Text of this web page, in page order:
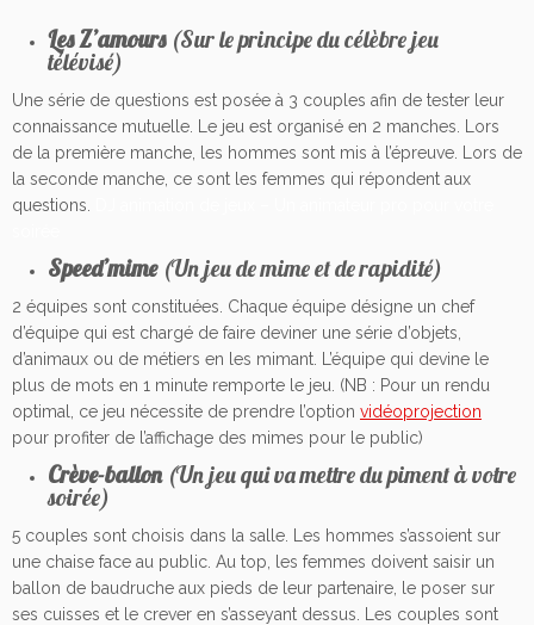
Les Z’amours (Sur le principe du célèbre jeu
télévisé)
Une série de questions est posée à 3 couples afin de tester leur
connaissance mutuelle. Le jeu est organisé en 2 manches. Lors
de la première manche, les hommes sont mis à l’épreuve. Lors de
la seconde manche, ce sont les femmes qui répondent aux
questions.
Speed’mime (Un jeu de mime et de rapidité)
2 équipes sont constituées. Chaque équipe désigne un chef
d’équipe qui est chargé de faire deviner une série d’objets,
d’animaux ou de métiers en les mimant. L’équipe qui devine le
plus de mots en 1 minute remporte le jeu. (NB : Pour un rendu
optimal, ce jeu nécessite de prendre l’option vidéoprojection
pour profiter de l’affichage des mimes pour le public)
Crève-ballon (Un jeu qui va mettre du piment à votre
soirée)
5 couples sont choisis dans la salle. Les hommes s’assoient sur
une chaise face au public. Au top, les femmes doivent saisir un
ballon de baudruche aux pieds de leur partenaire, le poser sur
ses cuisses et le crever en s’asseyant dessus. Les couples sont